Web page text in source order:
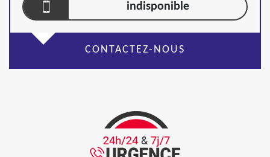
indisponible
CONTACTEZ-NOUS